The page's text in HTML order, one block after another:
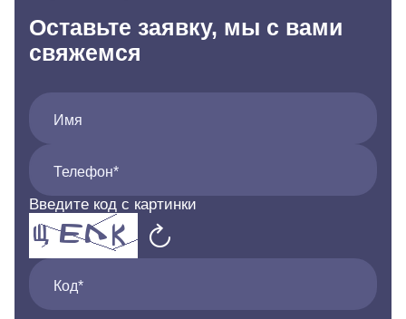
Оставьте заявку, мы с вами
свяжемся
Имя
Телефон*
Введите код с картинки
Код*